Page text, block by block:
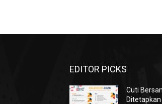
EDITOR PICKS
Cuti